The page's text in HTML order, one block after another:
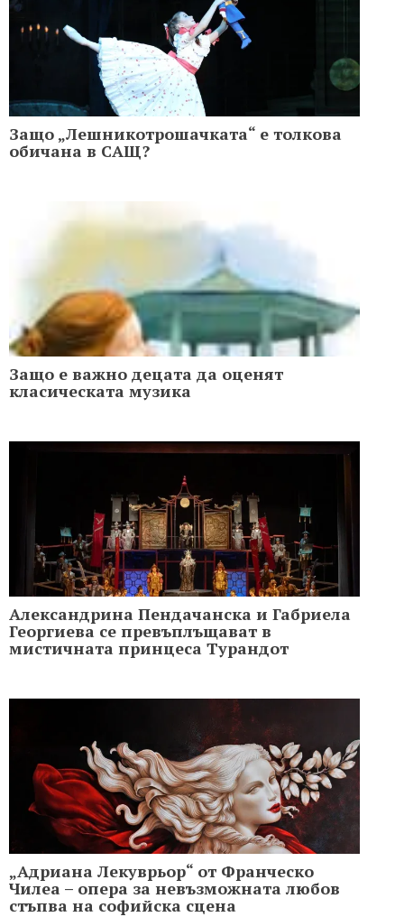
Защо „Лешникотрошачката“ е толкова
обичана в САЩ?
Защо е важно децата да оценят
класическата музика
Александрина Пендачанска и Габриела
Георгиева се превъплъщават в
мистичната принцеса Турандот
„Адриана Лекуврьор“ от Франческо
Чилеа – опера за невъзможната любов
стъпва на софийска сцена